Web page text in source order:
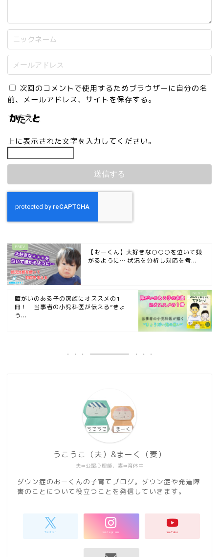
次回のコメントで使用するためブラウザーに自分の名
前、メールアドレス、サイトを保存する。
上に表示された文字を入力してください。
【おーくん】大好きな○○○を泣いて嫌
がるように… 状況を分析し対応を考...
障がいのある子の家族にオススメの1
冊！ 当事者の小児科医が伝える”きょ
う...
夫➡︎公認心理師、妻➡︎育休中
うこうこ（夫）&まーく（妻）
ダウン症のおーくんの子育てブログ。ダウン症や発達障
害のことについて役立つことを発信していきます。